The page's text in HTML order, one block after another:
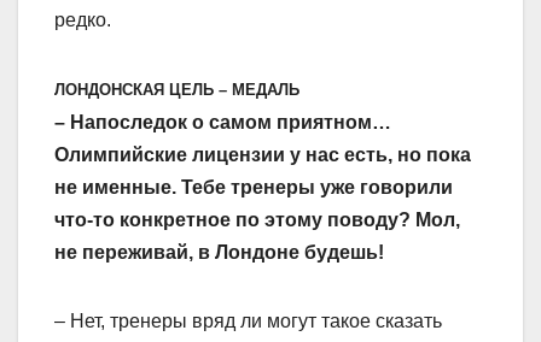
редко.
ЛОНДОНСКАЯ ЦЕЛЬ – МЕДАЛЬ
– Напоследок о самом приятном…
Олимпийские лицензии у нас есть, но пока
не именные. Тебе тренеры уже говорили
что-то конкретное по этому поводу? Мол,
не переживай, в Лондоне будешь!
– Нет, тренеры вряд ли могут такое сказать